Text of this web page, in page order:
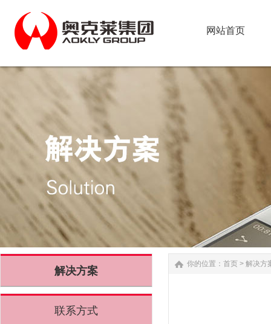
网站首页
解决方案
联系方式
你的位置： 首页 > 解决方